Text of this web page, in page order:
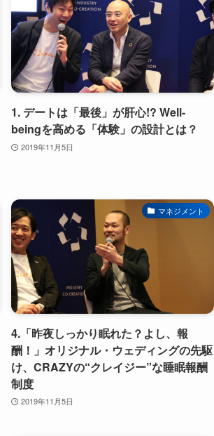
1. デートは「最後」が肝心!? Well-
beingを高める「体験」の設計とは？
2019年11月5日
マネジメント
4.「昨夜しっかり眠れた？よし、報
酬！」オリジナル・ウェディングの先駆
け、CRAZYの“クレイジー”な睡眠報酬
制度
2019年11月5日